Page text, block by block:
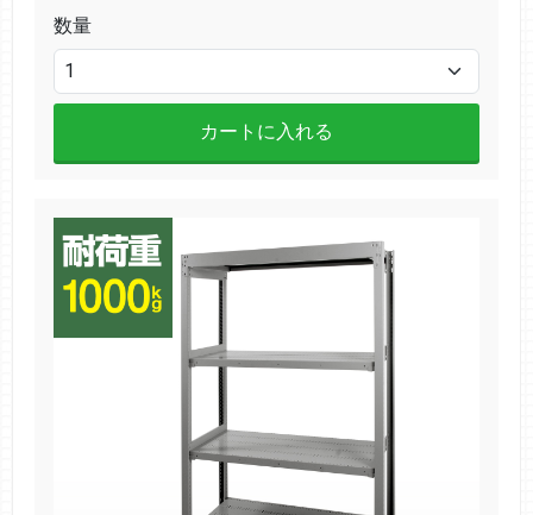
数量
カートに入れる